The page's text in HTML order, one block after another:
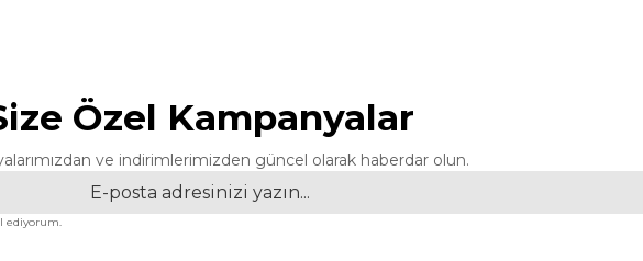
Özel Kampanyalar
ve indirimlerimizden güncel olarak haberdar olun.
ediyorum.